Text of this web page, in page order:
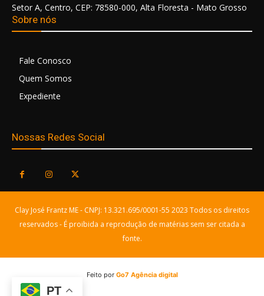
Setor A, Centro, CEP: 78580-000, Alta Floresta - Mato Grosso
Sobre nós
Fale Conosco
Quem Somos
Expediente
Nossas Redes Social
Clay José Frantz ME - CNPJ: 13.321.695/0001-55 2023 Todos os direitos
reservados - É proibida a reprodução de matérias sem ser citada a
fonte.
Feito porGo7 Agência digital
PT